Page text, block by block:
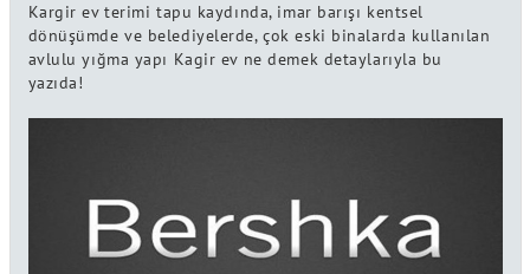
Kargir ev terimi tapu kaydında, imar barışı kentsel
dönüşümde ve belediyelerde, çok eski binalarda kullanılan
avlulu yığma yapı Kagir ev ne demek detaylarıyla bu
yazıda!